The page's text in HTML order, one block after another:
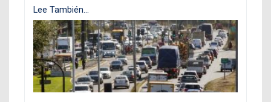
Lee También...